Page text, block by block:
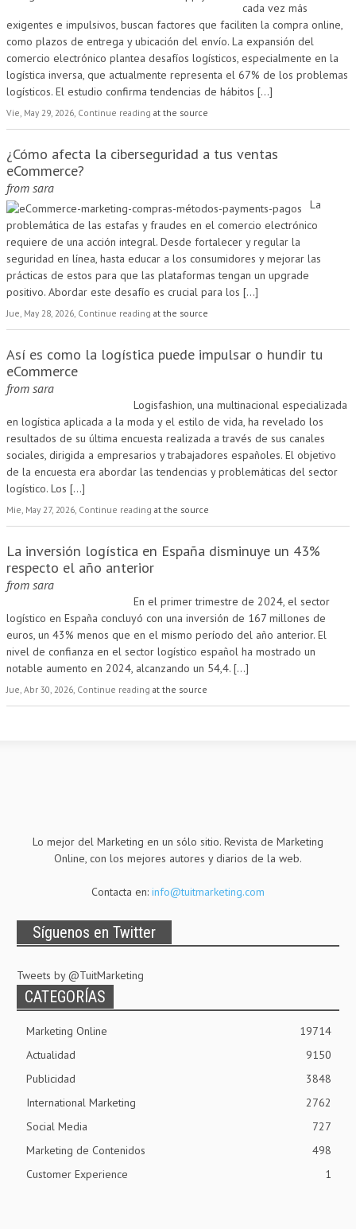
cada vez más
exigentes e impulsivos, buscan factores que faciliten la compra online,
como plazos de entrega y ubicación del envío. La expansión del
comercio electrónico plantea desafíos logísticos, especialmente en la
logística inversa, que actualmente representa el 67% de los problemas
logísticos. El estudio confirma tendencias de hábitos [...]
Vie, May 29, 2026, Continue reading at the source
¿Cómo afecta la ciberseguridad a tus ventas
eCommerce?
from sara
La
problemática de las estafas y fraudes en el comercio electrónico
requiere de una acción integral. Desde fortalecer y regular la
seguridad en línea, hasta educar a los consumidores y mejorar las
prácticas de estos para que las plataformas tengan un upgrade
positivo. Abordar este desafío es crucial para los [...]
Jue, May 28, 2026, Continue reading at the source
Así es como la logística puede impulsar o hundir tu
eCommerce
from sara
Logisfashion, una multinacional especializada
en logística aplicada a la moda y el estilo de vida, ha revelado los
resultados de su última encuesta realizada a través de sus canales
sociales, dirigida a empresarios y trabajadores españoles. El objetivo
de la encuesta era abordar las tendencias y problemáticas del sector
logístico. Los [...]
Mie, May 27, 2026, Continue reading at the source
La inversión logística en España disminuye un 43%
respecto el año anterior
from sara
En el primer trimestre de 2024, el sector
logístico en España concluyó con una inversión de 167 millones de
euros, un 43% menos que en el mismo período del año anterior. El
nivel de confianza en el sector logístico español ha mostrado un
notable aumento en 2024, alcanzando un 54,4. [...]
Jue, Abr 30, 2026, Continue reading at the source
Lo mejor del Marketing en un sólo sitio. Revista de Marketing
Online, con los mejores autores y diarios de la web.
Contacta en: info@tuitmarketing.com
Síguenos en Twitter
Tweets by @TuitMarketing
CATEGORÍAS
Marketing Online
19714
Actualidad
9150
Publicidad
3848
International Marketing
2762
Social Media
727
Marketing de Contenidos
498
Customer Experience
1